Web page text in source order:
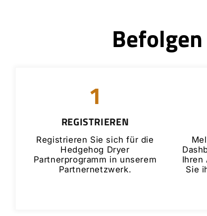
1
REGISTRIEREN
Registrieren Sie sich für die
Hedgehog Dryer
Partnerprogramm in unserem
Partnernetzwerk.
Ihren
Sie